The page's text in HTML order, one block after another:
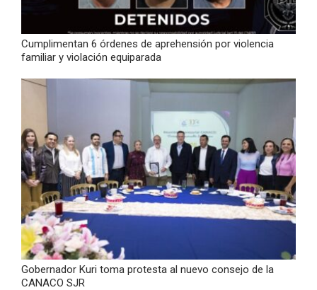
Cumplimentan 6 órdenes de aprehensión por violencia
familiar y violación equiparada
Gobernador Kuri toma protesta al nuevo consejo de la
CANACO SJR